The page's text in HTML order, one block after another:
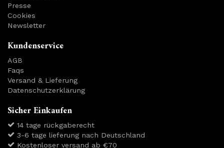
Presse
Cookies
Newsletter
Kundenservice
AGB
Faqs
Versand & Lieferung
Datenschutzerklärung
Sicher Einkaufen
14 tage rückgaberecht
3-6 tage lieferung nach Deutschland
Kostenloser versand ab €70